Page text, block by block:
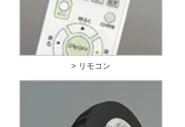
> リモコン